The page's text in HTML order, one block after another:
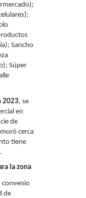
Sancho
Súper
2023, se
en
de
cerca
tiene
la zona
de